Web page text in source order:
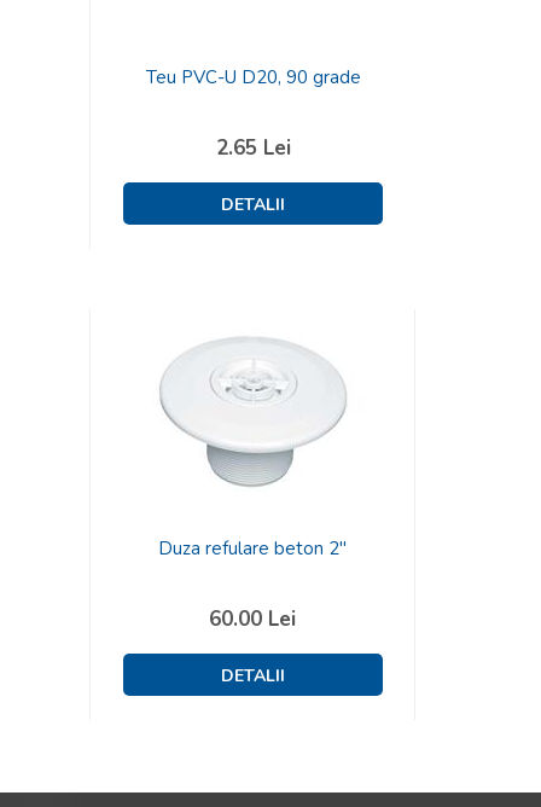
Teu PVC-U D20, 90 grade
2.65 Lei
Duza refulare beton 2"
60.00 Lei